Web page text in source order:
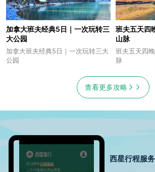
加拿大班夫经典5日｜一次玩转三
大公园
加拿大班夫经典5日｜一次玩转三大
公园
班夫五天四
山脉
班夫五天四
脉
查看更多攻略
西星行程服